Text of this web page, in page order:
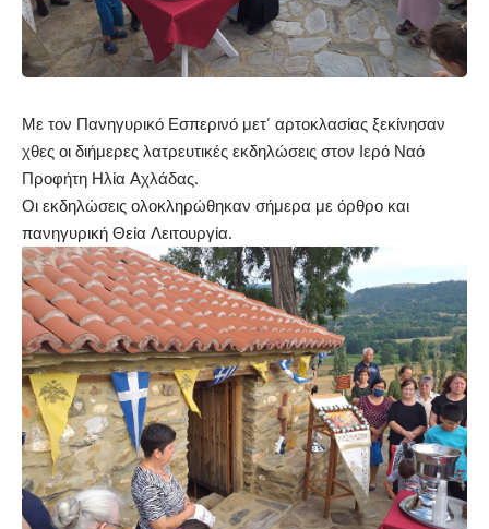
Με τον Πανηγυρικό Εσπερινό μετ’ αρτοκλασίας ξεκίνησαν
χθες οι διήμερες λατρευτικές εκδηλώσεις στον Ιερό Ναό
Προφήτη Ηλία Αχλάδας.
Οι εκδηλώσεις ολοκληρώθηκαν σήμερα με όρθρο και
πανηγυρική Θεία Λειτουργία.